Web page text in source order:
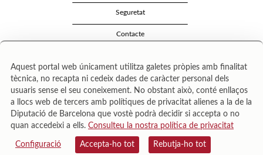
Seguretat
Contacte
Área de Cultura – Gerència de Serveis de Biblioteques. Zamora, 73. 08018 Barcelona. Tel:
943 022 222.
© Il·lustracions: Txesco Montalt · Esther Pradell · Agustín Comotto · David Maynar · Pam
Aquest portal web únicament utilitza galetes pròpies amb finalitat
tècnica, no recapta ni cedeix dades de caràcter personal dels
usuaris sense el seu coneixement. No obstant això, conté enllaços
a llocs web de tercers amb polítiques de privacitat alienes a la de la
Diputació de Barcelona que vostè podrà decidir si accepta o no
quan accedeixi a ells. Consulteu la nostra política de privacitat
Configuració Accepta-ho tot Rebutja-ho tot